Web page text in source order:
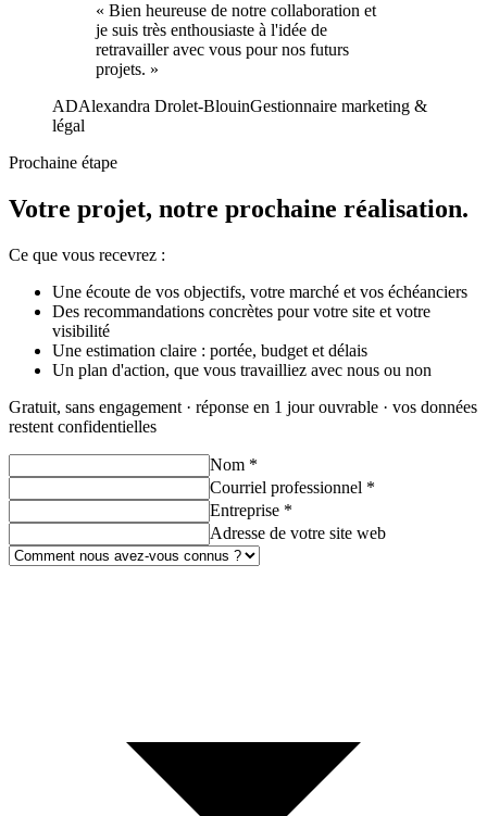
« Bien heureuse de notre collaboration et
je suis très enthousiaste à l'idée de
retravailler avec vous pour nos futurs
projets. »
ADAlexandra Drolet-BlouinGestionnaire marketing &
légal
Prochaine étape
Votre projet, notre prochaine réalisation.
Ce que vous recevrez :
Une écoute de vos objectifs, votre marché et vos échéanciers
Des recommandations concrètes pour votre site et votre
visibilité
Une estimation claire : portée, budget et délais
Un plan d'action, que vous travailliez avec nous ou non
Gratuit, sans engagement · réponse en 1 jour ouvrable · vos données
restent confidentielles
Nom *
Courriel professionnel *
Entreprise *
Adresse de votre site web